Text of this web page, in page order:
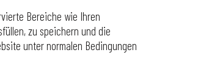
Bereiche wie Ihren
zu speichern und die
unter normalen Bedingungen